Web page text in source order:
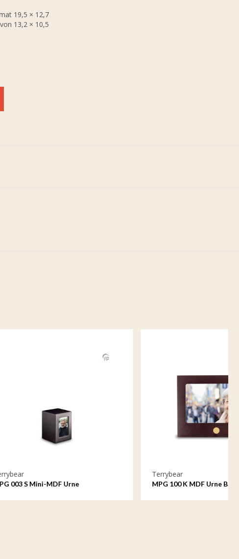
19,5 × 12,7
13,2 × 10,5
MPG 100 K MDF Urne Bilderrahmen